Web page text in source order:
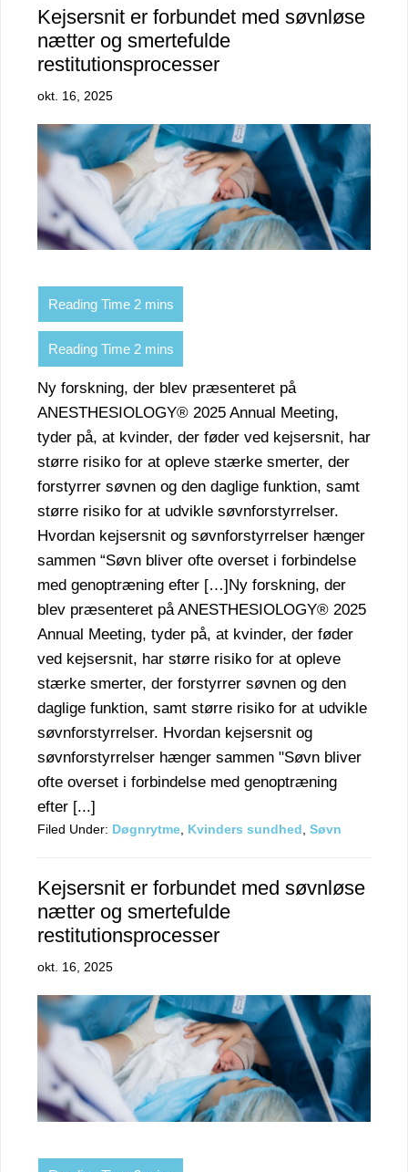
Kejsersnit er forbundet med søvnløse
nætter og smertefulde
restitutionsprocesser
okt. 16, 2025
Ny forskning, der blev præsenteret på
ANESTHESIOLOGY® 2025 Annual Meeting,
tyder på, at kvinder, der føder ved kejsersnit, har
større risiko for at opleve stærke smerter, der
forstyrrer søvnen og den daglige funktion, samt
større risiko for at udvikle søvnforstyrrelser.
Hvordan kejsersnit og søvnforstyrrelser hænger
sammen “Søvn bliver ofte overset i forbindelse
med genoptræning efter […]Ny forskning, der
blev præsenteret på ANESTHESIOLOGY® 2025
Annual Meeting, tyder på, at kvinder, der føder
ved kejsersnit, har større risiko for at opleve
stærke smerter, der forstyrrer søvnen og den
daglige funktion, samt større risiko for at udvikle
søvnforstyrrelser. Hvordan kejsersnit og
søvnforstyrrelser hænger sammen "Søvn bliver
ofte overset i forbindelse med genoptræning
efter [...]
Filed Under: Døgnrytme, Kvinders sundhed, Søvn
Kejsersnit er forbundet med søvnløse
nætter og smertefulde
restitutionsprocesser
okt. 16, 2025